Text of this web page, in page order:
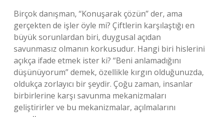
Birçok danışman, “Konuşarak çözün” der, ama
gerçekten de işler öyle mi? Çiftlerin karşılaştığı en
büyük sorunlardan biri, duygusal açıdan
savunmasız olmanın korkusudur. Hangi biri hislerini
açıkça ifade etmek ister ki? “Beni anlamadığını
düşünüyorum” demek, özellikle kırgın olduğunuzda,
oldukça zorlayıcı bir şeydir. Çoğu zaman, insanlar
birbirlerine karşı savunma mekanizmaları
geliştirirler ve bu mekanizmalar, açılmalarını